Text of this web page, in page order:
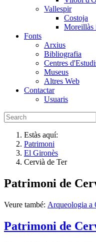
Vallespir
Costoja
Moreillàs
Fonts
Arxius
Bibliografia
Centres
Museus
Altres Web
Contactar
Usuaris
Estàs aquí:
Patrimoni
El Gironès
Cervià de Ter
Patrimoni de
Veure també: Arqueologia a
Patrimoni de